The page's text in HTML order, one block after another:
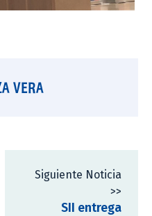
VERA
Siguiente Noticia
>>
SII entrega